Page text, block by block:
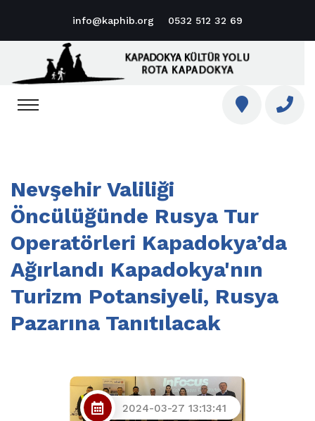
info@kaphib.org 0532 512 32 69
Nevşehir Valiliği
Öncülüğünde Rusya Tur
Operatörleri Kapadokya’da
Ağırlandı Kapadokya'nın
Turizm Potansiyeli, Rusya
Pazarına Tanıtılacak
2024-03-27 13:13:41